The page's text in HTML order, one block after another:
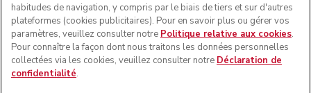
© KitchenAid 2026 - Tous droits réservés. KitchenAid et la
forme du robot pâtissier multifonction sont des marques
commerciales aux États-Unis et ailleurs.
habitudes de navigation, y compris par le biais de tiers et sur d'autres
plateformes (cookies publicitaires). Pour en savoir plus ou gérer vos
paramètres, veuillez consulter notre Politique relative aux cookies.
Pour connaître la façon dont nous traitons les données personnelles
collectées via les cookies, veuillez consulter notre Déclaration de
confidentialité.